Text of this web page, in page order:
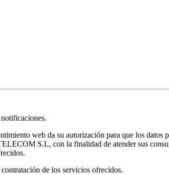
web da su autorización para que los
S.L, con la finalidad de atender sus
de los servicios ofrecidos.